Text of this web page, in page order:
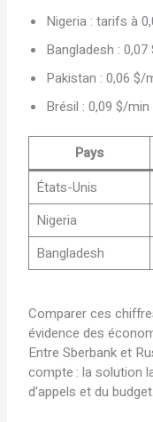
Nigeria : tarifs à
Bangladesh :
Pakistan : 0,06 $/
Brésil : 0,09 $/min
Pays
États-Unis
Nigeria
Bangladesh
Comparer ces
évidence des
Entre Sberbank et
compte : la solution
d’appels et du budget.